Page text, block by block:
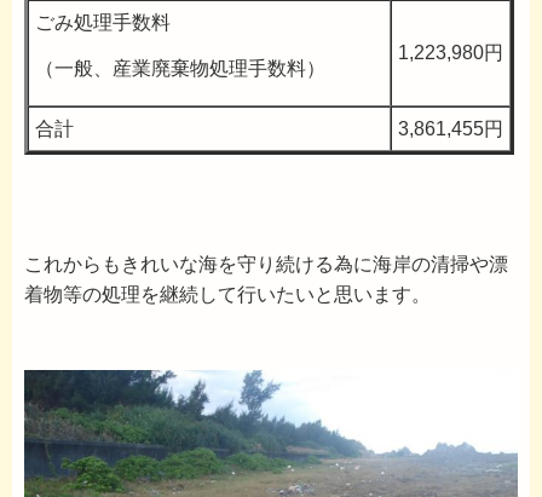
ごみ処理手数料
（一般、産業廃棄物処理手数料）
1,223,980円
合計 3,861,455円
これからもきれいな海を守り続ける為に海岸の清掃や漂
着物等の処理を継続して行いたいと思います。